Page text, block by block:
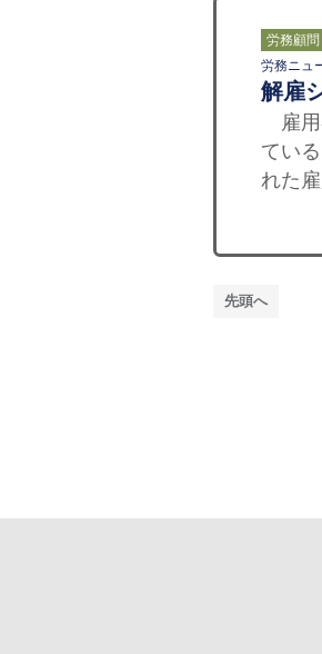
労務顧問
労務ニュ
解雇
雇用
てい
れた
先頭へ